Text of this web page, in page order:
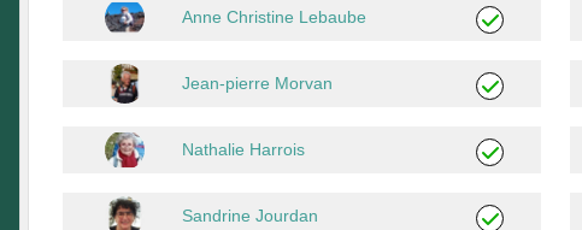
Anne Christine Lebaube
Jean-pierre Morvan
Nathalie Harrois
Sandrine Jourdan